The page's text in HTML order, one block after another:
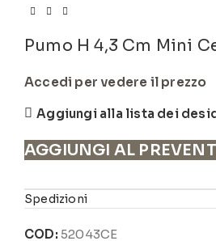
Pumo H 4,3 Cm Mini
Accedi per vedere il prezzo
Aggiungi alla lista dei
AGGIUNGI AL
Spedizioni
COD: 52043CE